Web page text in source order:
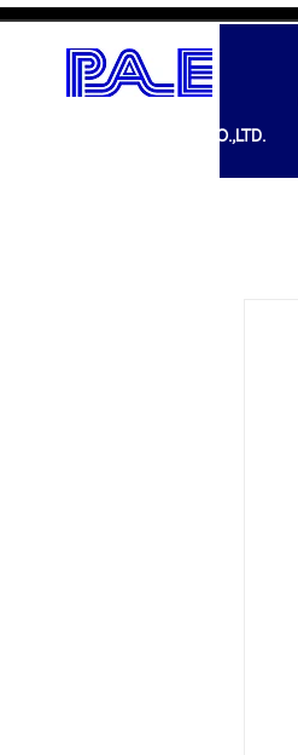
POWER AIR ENGINEERING CO.,LTD.